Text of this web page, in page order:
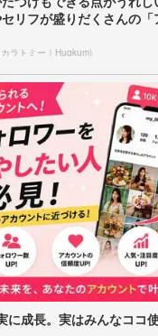
リフが盛りだくさんの
ラトミー｜Hugkum)
成長。実はみんなココ使